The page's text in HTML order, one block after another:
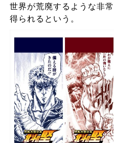
世界が荒廃するような非
得られるという。